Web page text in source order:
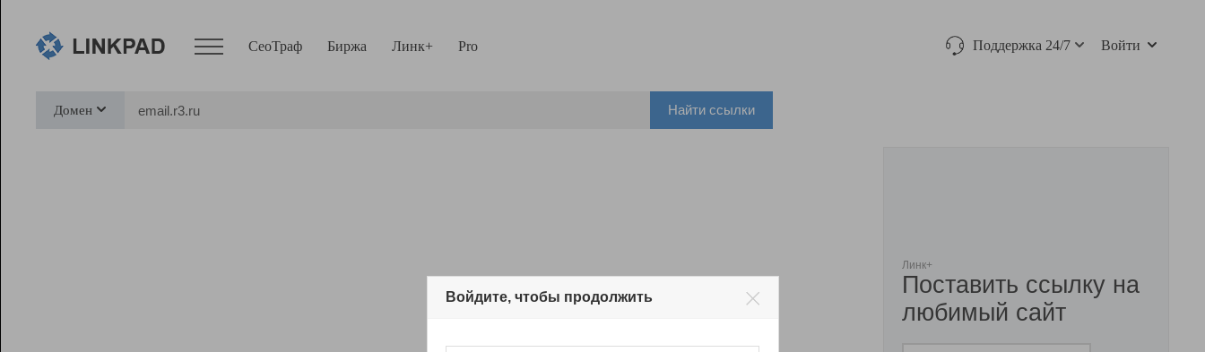
СеоТраф Биржа Линк+ Pro Поддержка 24/7 Войти
Домен Найти ссылки
Линк+
Поставить ссылку на
любимый сайт
Войдите, чтобы продолжить